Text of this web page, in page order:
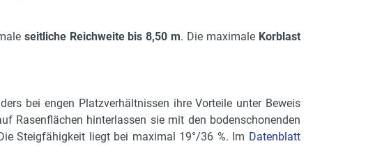
seitliche Reichweite bis 8,50 m. Die maximale Korblast
bei engen Platzverhältnissen ihre Vorteile unter Beweis
Rasenflächen hinterlassen sie mit den bodenschonenden
Steigfähigkeit liegt bei maximal 19°/36 %. Im Datenblatt